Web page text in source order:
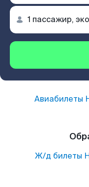
Авиабилеты
Ж/д билеты